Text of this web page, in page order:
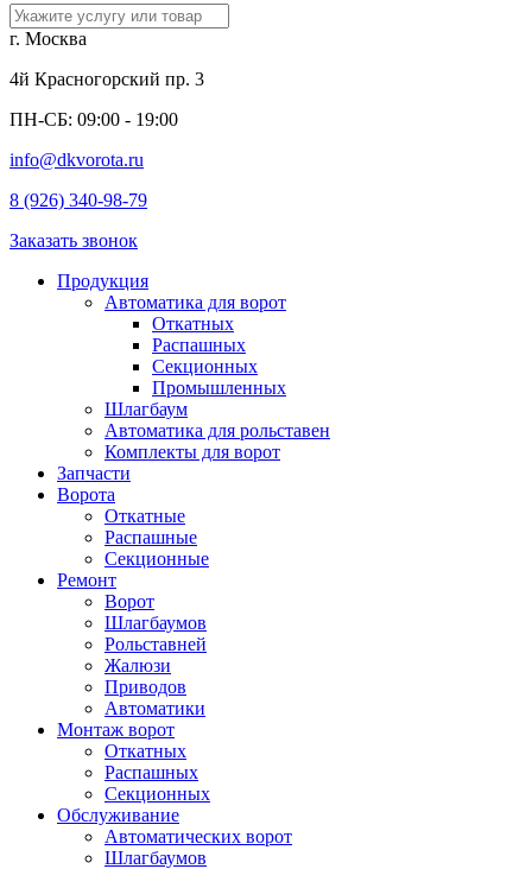
г. Москва
4й Красногорский пр. 3
ПН-СБ: 09:00 - 19:00
info@dkvorota.ru
8 (926) 340-98-79
Заказать звонок
Продукция
Автоматика для ворот
Откатных
Распашных
Секционных
Промышленных
Шлагбаум
Автоматика для рольставен
Комплекты для ворот
Запчасти
Ворота
Откатные
Распашные
Секционные
Ремонт
Ворот
Шлагбаумов
Рольставней
Жалюзи
Приводов
Автоматики
Монтаж ворот
Откатных
Распашных
Секционных
Обслуживание
Автоматических ворот
Шлагбаумов